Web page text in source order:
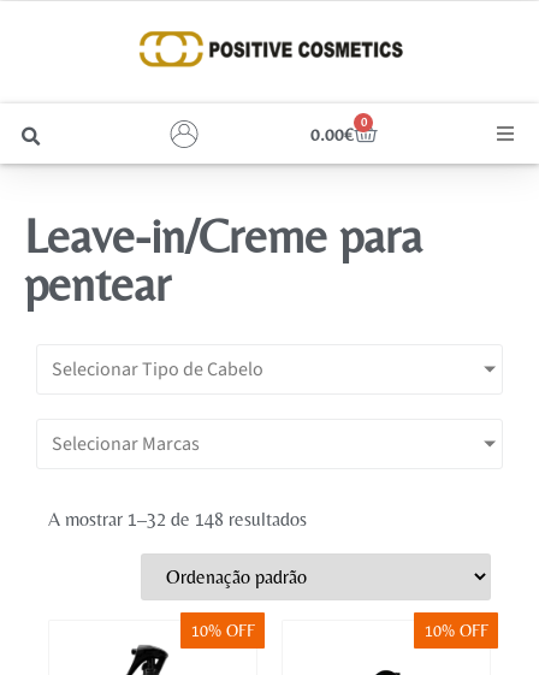
0.00€
0
Unhas
Homem
Rosto
Corpo e Estética
Maquilhagem
Leave-in/Creme para
pentear
Selecionar Tipo de Cabelo
Selecionar Marcas
A mostrar 1–32 de 148 resultados
10% OFF 10% OFF